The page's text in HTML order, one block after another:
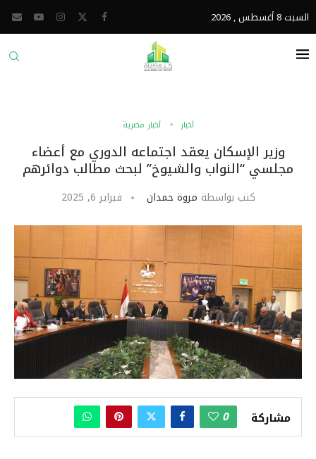
السبت 8 أغسطس , 2026
أخبار أخبار مصرية
وزير الإسكان يعقد اجتماعه الدوري مع أعضاء
مجلسي “النواب والشيوخ” لبحث مطالب دوائرهم
كتب بواسطة مروة حمدان فبراير 6, 2025
مشاركة 0